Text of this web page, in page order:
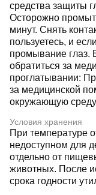
средства защиты
Осторожно
минут. Снять
пользуетесь, и
промывание глаз.
обратиться за
проглатывании:
за медицинской
окружающую
Условия хранения
При температуре
недоступном для
отдельно от
животных. После
срока годности